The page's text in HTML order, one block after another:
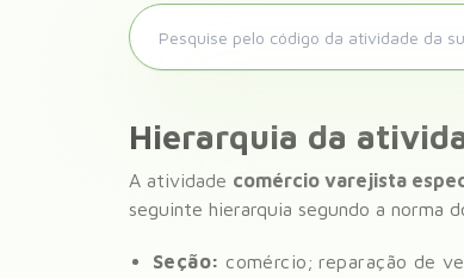
Hierarquia da
A atividade comércio varejista
seguinte hierarquia segundo a norma
Seção: comércio; reparação de